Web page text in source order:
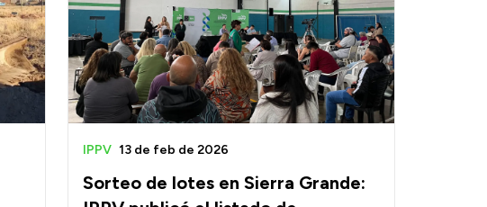
Sorteo de lotes en Sierra Grande:
IPPV 13 de feb de 2026